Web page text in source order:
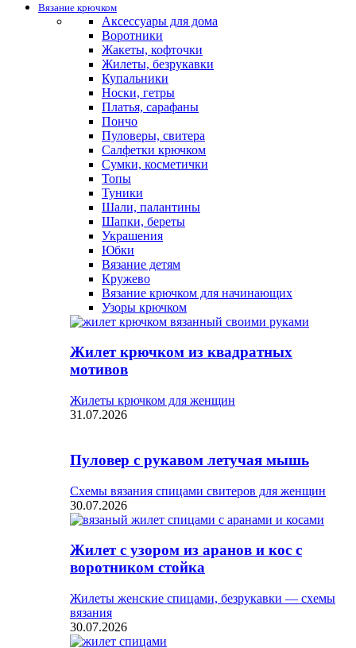
Вязание крючком
Аксессуары для дома
Воротники
Жакеты, кофточки
Жилеты, безрукавки
Купальники
Носки, гетры
Платья, сарафаны
Пончо
Пуловеры, свитера
Салфетки крючком
Сумки, косметички
Топы
Туники
Шали, палантины
Шапки, береты
Украшения
Юбки
Вязание детям
Кружево
Вязание крючком для начинающих
Узоры крючком
Жилет крючком из квадратных
мотивов
Жилеты крючком для женщин
31.07.2026
Пуловер с рукавом летучая мышь
Схемы вязания спицами свитеров для женщин
30.07.2026
Жилет с узором из аранов и кос с
воротником стойка
Жилеты женские спицами, безрукавки — схемы
вязания
30.07.2026